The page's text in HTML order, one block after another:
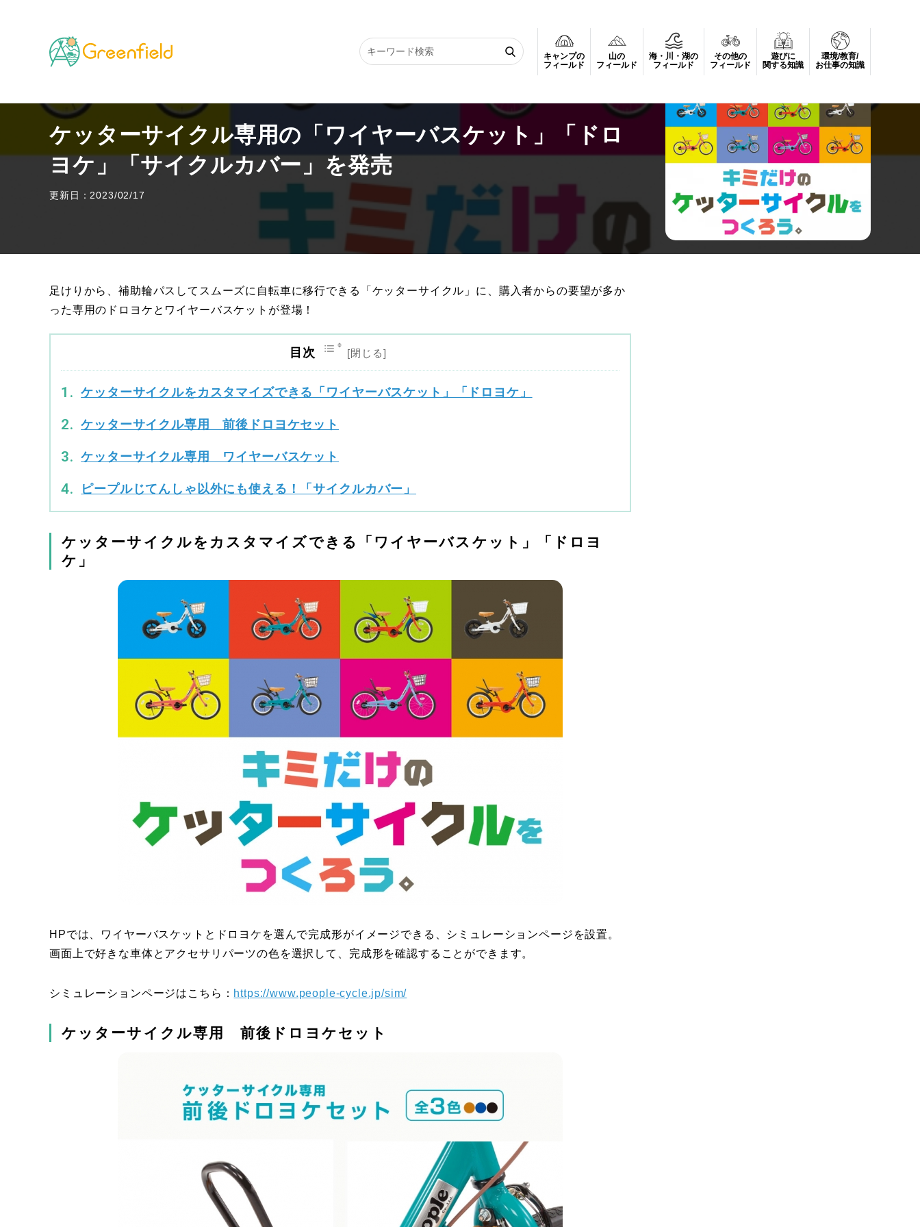
キャンプの
フィールド
山の
フィールド
海・川・湖の
フィールド
その他の
フィールド
遊びに
関する知識
環境/教育/
お仕事の知識
TOP 遊びに関する知識 ケッターサイクル専用の「ワイヤーバスケット」「ドロヨケ」「サイクルカバー」を発売
ケッターサイクル専用の「ワイヤーバスケット」「ドロ
ヨケ」「サイクルカバー」を発売
更新日：2023/02/17
足けりから、補助輪パスしてスムーズに自転車に移行できる「ケッターサイクル」に、購入者からの要望が多か
った専用のドロヨケとワイヤーバスケットが登場！
目次
ケッターサイクルをカスタマイズできる「ワイヤーバスケット」「ドロヨケ」
ケッターサイクル専用 前後ドロヨケセット
ケッターサイクル専用 ワイヤーバスケット
ピープルじてんしゃ以外にも使える！「サイクルカバー」
ケッターサイクルをカスタマイズできる「ワイヤーバスケット」「ドロヨ
ケ」
HPでは、ワイヤーバスケットとドロヨケを選んで完成形がイメージできる、シミュレーションページを設置。
画面上で好きな車体とアクセサリパーツの色を選択して、完成形を確認することができます。
シミュレーションページはこちら： https://www.people-cycle.jp/sim/
ケッターサイクル専用 前後ドロヨケセット